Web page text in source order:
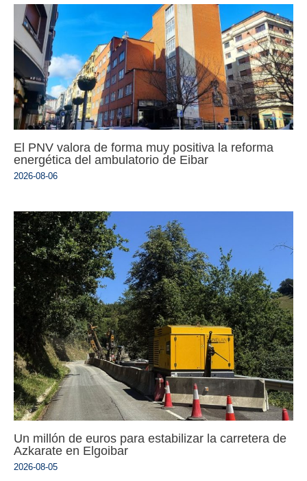
El PNV valora de forma muy positiva la reforma
energética del ambulatorio de Eibar
2026-08-06
Un millón de euros para estabilizar la carretera de
Azkarate en Elgoibar
2026-08-05